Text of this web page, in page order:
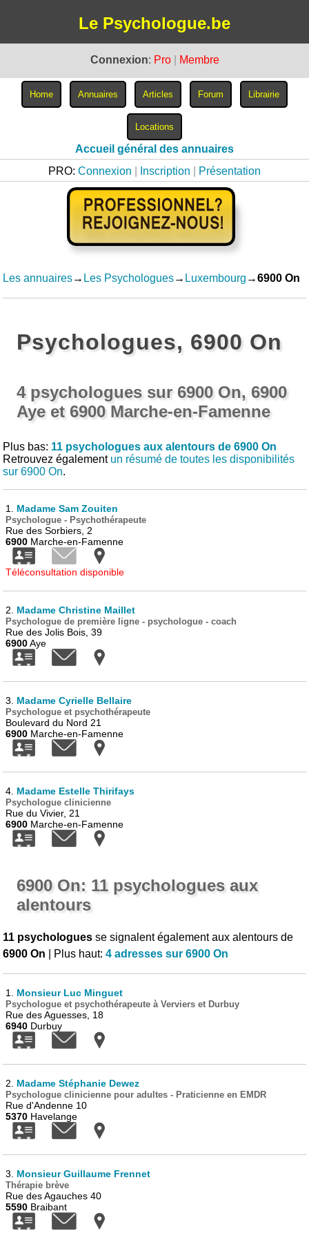
Le Psychologue.be
Connexion: Pro Membre
Accueil général des annuaires
PRO: Connexion Inscription Présentation
Les annuaires→ Les Psychologues→ Luxembourg →6900 On
Psychologues, 6900 On
4 psychologues sur 6900 On, 6900
Aye et 6900 Marche-en-Famenne
Plus bas: 11 psychologues aux alentours de 6900 On
Retrouvez également un résumé de toutes les disponibilités
sur 6900 On.
1. Madame Sam Zouiten
Psychologue - Psychothérapeute
Rue des Sorbiers, 2
6900 Marche-en-Famenne
Téléconsultation disponible
2. Madame Christine Maillet
Psychologue de première ligne - psychologue - coach
Rue des Jolis Bois, 39
6900Aye
3. Madame Cyrielle Bellaire
Psychologue et psychothérapeute
Boulevard du Nord 21
6900 Marche-en-Famenne
4. Madame Estelle Thirifays
Psychologue clinicienne
Rue du Vivier, 21
6900 Marche-en-Famenne
6900 On: 11 psychologues aux
alentours
11 psychologues se signalent également aux alentours de
6900 On | Plus haut:4 adresses sur 6900 On
1. Monsieur Luc Minguet
Psychologue et psychothérapeute à Verviers et Durbuy
Rue des Aguesses, 18
6940 Durbuy
2. Madame Stéphanie Dewez
Psychologue clinicienne pour adultes - Praticienne en EMDR
Rue d'Andenne 10
5370 Havelange
3. Monsieur Guillaume Frennet
Thérapie brève
Rue des Agauches 40
5590 Braibant